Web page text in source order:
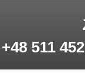
+48 511